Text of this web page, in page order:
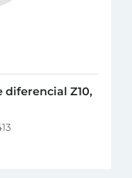
diferencial Z10,